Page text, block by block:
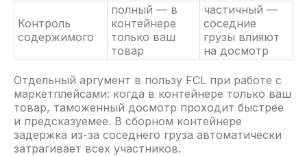
Контроль
содержимого
полный — в
контейнере
только ваш
товар
частичный —
соседние
грузы влияют
на досмотр
Отдельный аргумент в пользу FCL при работе с
маркетплейсами: когда в контейнере только ваш
товар, таможенный досмотр проходит быстрее
и предсказуемее. В сборном контейнере
задержка из-за соседнего груза автоматически
затрагивает всех участников.